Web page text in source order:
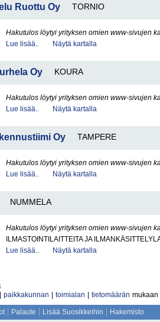
Ruottu Oy TORNIO
Hakutulos löytyi yrityksen omien www-sivujen
Lue lisää..
Näytä kartalla
Oy KOURA
Hakutulos löytyi yrityksen omien www-sivujen
Lue lisää..
Näytä kartalla
Oy TAMPERE
Hakutulos löytyi yrityksen omien www-sivujen
Lue lisää..
Näytä kartalla
NUMMELA
Hakutulos löytyi yrityksen omien www-sivujen
ILMASTOINTILAITTEITA JA
Lue lisää..
Näytä kartalla
paikkakunnan toimialan tietomäärän mukaan
Palaute Lisää Suosikkeihin Hakemisto